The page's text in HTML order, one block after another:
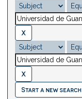
Start a new search